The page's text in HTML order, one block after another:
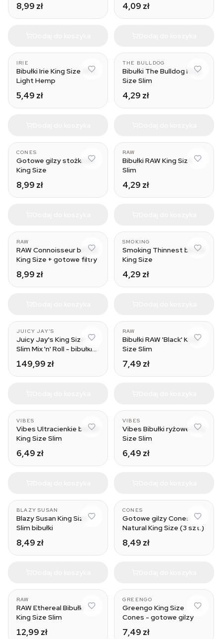
8,99 zł 4,09 zł
IRIE
Bibułki Irie King Size Xtra
Light Hemp
5,49 zł
THE BULLDOG
Bibułki The Bulldog King
Size Slim
4,29 zł
CONES
Gotowe gilzy stożkowe
King Size
8,99 zł
RAW
Bibułki RAW King Size
Slim
4,29 zł
RAW
RAW Connoisseur bibułki
King Size + gotowe filtry
8,99 zł
SMOKING
Smoking Thinnest bibułki
King Size
4,29 zł
JUICY JAY'S
Juicy Jay's King Size
Slim Mix 'n' Roll - bibułki
149,99 zł
RAW
Bibułki RAW 'Black' King
Size Slim
7,49 zł
VIBES
Vibes Ultracienkie bibułki
King Size Slim
6,49 zł
VIBES
Vibes Bibułki ryżowe King
Size Slim
6,49 zł
BLAZY SUSAN
Blazy Susan King Size
Slim bibułki
8,49 zł
CONES
Gotowe gilzy Cones
Natural King Size (3 szt.)
8,49 zł
RAW
RAW Ethereal Bibułki
King Size Slim
12,99 zł
GREENGO
Greengo King Size
Cones - gotowe gilzy
7,49 zł